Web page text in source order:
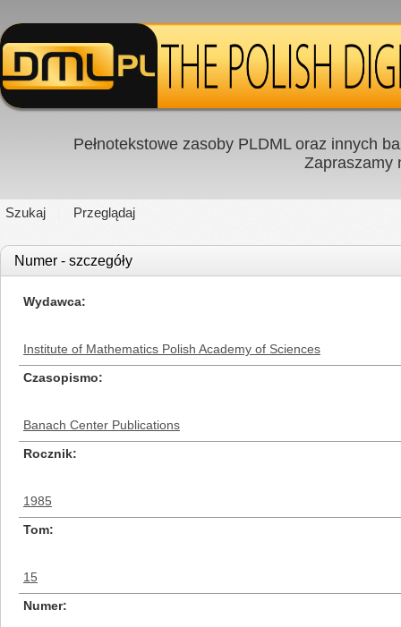
Pełnotekstowe zasoby PLDML oraz innych
Zapraszamy
Szukaj Przeglądaj
Numer - szczegóły
Wydawca
Institute of Mathematics Polish Academy of Sciences
Czasopismo
Banach Center Publications
Rocznik
1985
Tom
15
Numer